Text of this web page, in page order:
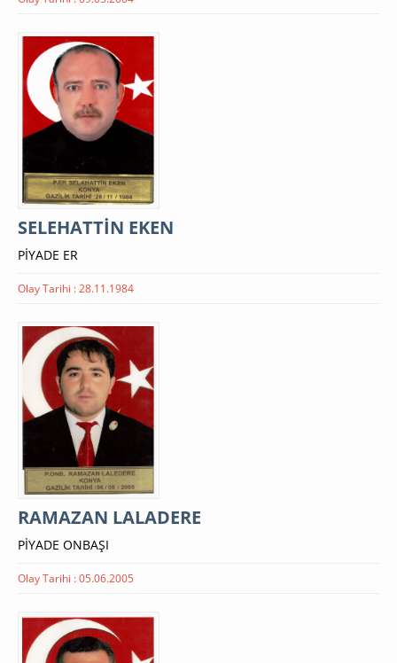
SELEHATTİN EKEN
PİYADE ER
Olay Tarihi : 28.11.1984
RAMAZAN LALADERE
PİYADE ONBAŞI
Olay Tarihi : 05.06.2005